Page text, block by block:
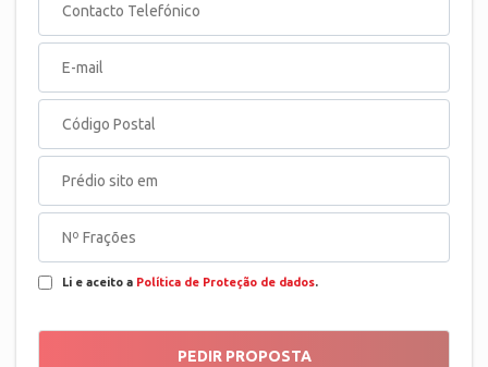
Li e aceito a Política de Proteção de dados.